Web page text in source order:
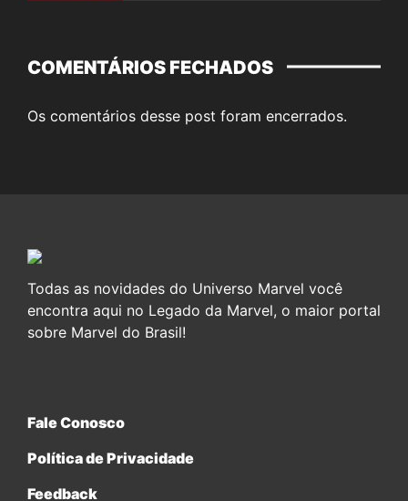
COMENTÁRIOS FECHADOS
Os comentários desse post foram encerrados.
Todas as novidades do Universo Marvel você
encontra aqui no Legado da Marvel, o maior portal
sobre Marvel do Brasil!
Fale Conosco
Política de Privacidade
Feedback